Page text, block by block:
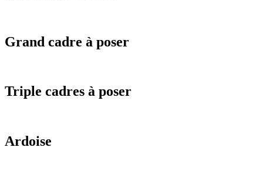
Grand cadre à poser
Triple cadres à poser
Ardoise